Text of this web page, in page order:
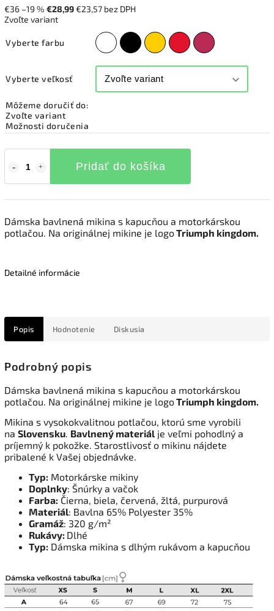
€36 –19 % €28,99€23,57 bez DPH
Zvoľte variant
Vyberte farbu
Vyberte veľkosť
Môžeme doručiť do:
Zvoľte variant
Možnosti doručenia
Pridať do košíka
Dámska bavlnená mikina s kapucňou a motorkárskou
potlačou. Na originálnej mikine je logoTriumph kingdom.
Detailné informácie
Popis Hodnotenie Diskusia
Podrobný popis
Dámska bavlnená mikina s kapucňou a motorkárskou
potlačou. Na originálnej mikine je logoTriumph kingdom.
Mikina s vysokokvalitnou potlačou, ktorú sme vyrobili
na Slovensku. Bavlnený materiál je veľmi pohodlný a
príjemný k pokožke. Starostlivosť o mikinu nájdete
pribalené k Vašej objednávke.
Typ: Motorkárske mikiny
Doplnky: Šnúrky a vačok
Farba: Čierna, biela, červená, žltá, purpurová
Materiál: Bavlna 65% Polyester 35%
Gramáž: 320 g/m²
Rukávy: Dlhé
Typ: Dámska mikina s dlhým rukávom a kapucňou